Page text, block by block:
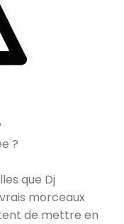
?
que Dj
morceaux
de mettre en